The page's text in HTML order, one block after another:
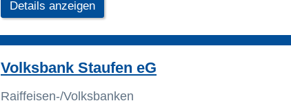
Details anzeigen
Volksbank Staufen eG
Raiffeisen-/Volksbanken